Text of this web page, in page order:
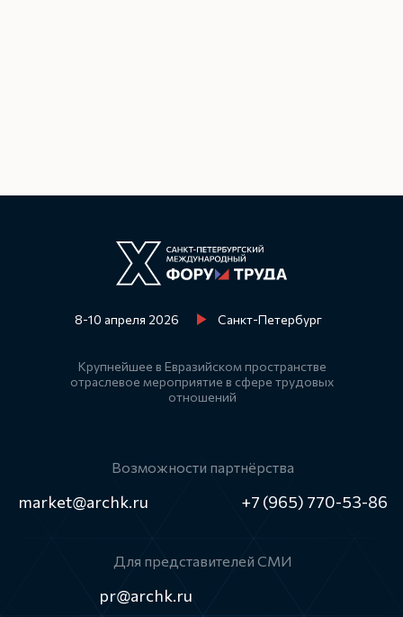
pr@archk.ru
Для представителей СМИ
+7 (965) 770-53-86
market@archk.ru
Возможности партнёрства
Санкт-Петербург
8-10 апреля 2026
Крупнейшее в Евразийском пространстве
отраслевое мероприятие в сфере трудовых
отношений